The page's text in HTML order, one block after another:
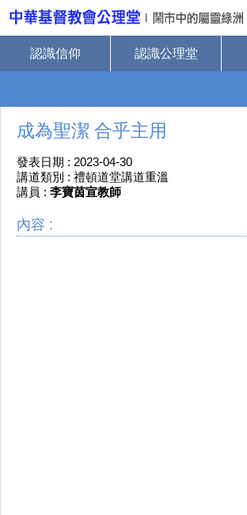
認識信仰 認識公理堂
成為聖潔 合乎主用
發表日期 : 2023-04-30
講道類別 : 禮頓道堂講道重溫
講員 : 李寶茵宣教師
內容 :